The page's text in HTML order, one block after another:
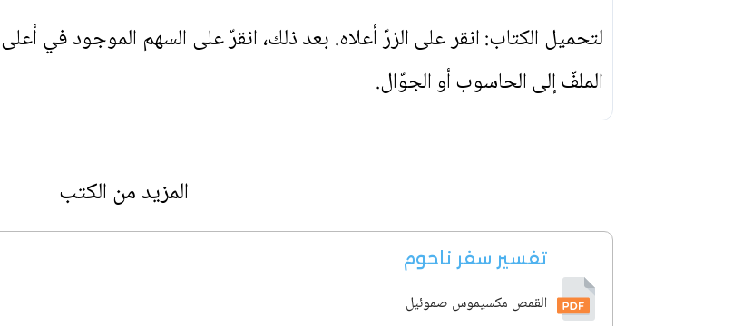
لتحميل الكتاب: انقر على الزرّ أعلاه. بعد ذلك، انقرّ على السهم الموجود في
الملفّ إلى الحاسوب أو الجوّال.
المزيد من الكتب
تفسير سفر ناحوم
القمص مكسيموس صموئيل